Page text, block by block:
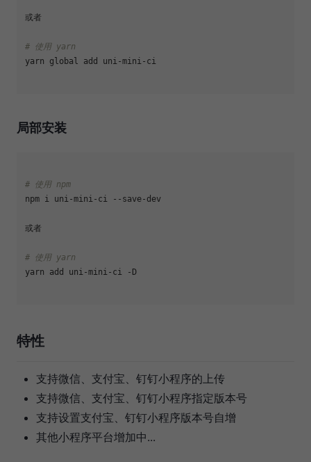
或者
# 使用 yarn
yarn global add uni-mini-ci
局部安装
# 使用 npm
npm i uni-mini-ci --save-dev
或者
# 使用 yarn
yarn add uni-mini-ci -D
特性
支持微信、支付宝、钉钉小程序的上传
支持微信、支付宝、钉钉小程序指定版本号
支持设置支付宝、钉钉小程序版本号自增
其他小程序平台增加中...